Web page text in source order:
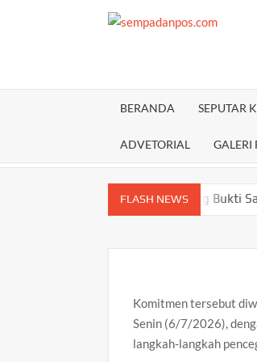
BERANDA SEPUTAR
ADVETORIAL GALERI
FLASH NEWS
dengan Barang Bukti Sabu dan
Komitmen tersebut
Senin (6/7/2026),
langkah-langkah